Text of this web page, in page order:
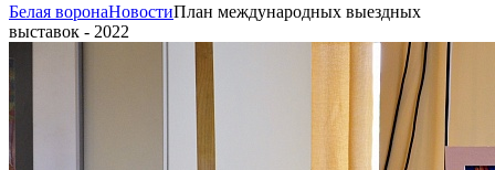
Белая воронаНовостиПлан международных выездных
выставок - 2022